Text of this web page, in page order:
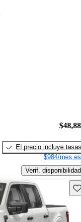
El precio incluye tasas
$984/mes
Verif. disponibilidad